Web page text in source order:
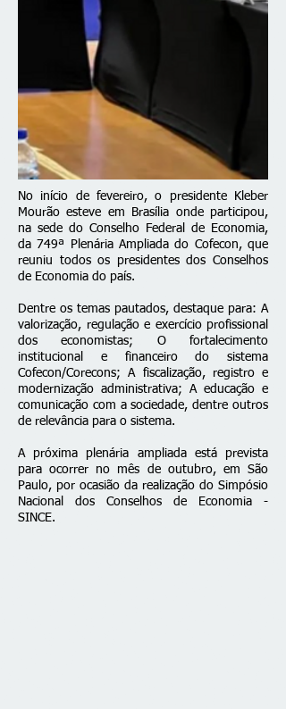
No início de fevereiro, o presidente Kleber
Mourão esteve em Brasília onde participou,
na sede do Conselho Federal de Economia,
da 749ª Plenária Ampliada do Cofecon, que
reuniu todos os presidentes dos Conselhos
de Economia do país.
Dentre os temas pautados, destaque para: A
valorização, regulação e exercício profissional
dos economistas; O fortalecimento
institucional e financeiro do sistema
Cofecon/Corecons; A fiscalização, registro e
modernização administrativa; A educação e
comunicação com a sociedade, dentre outros
de relevância para o sistema.
A próxima plenária ampliada está prevista
para ocorrer no mês de outubro, em São
Paulo, por ocasião da realização do Simpósio
Nacional dos Conselhos de Economia -
SINCE.